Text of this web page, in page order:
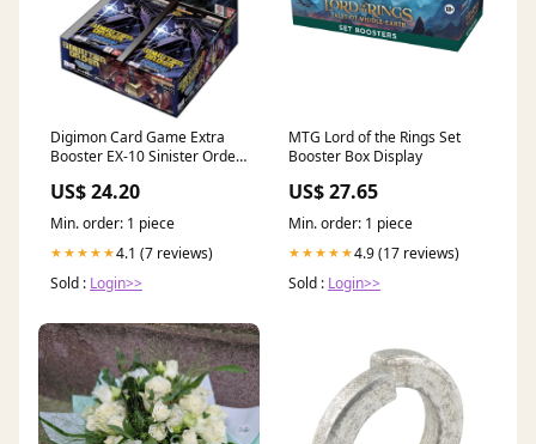
Digimon Card Game Extra
Booster EX-10 Sinister Order
US$ 24.20
Min. order: 1 piece
★★★★★4.1 (7 reviews)
Sold : Login>>
MTG Lord of the Rings Set
Booster Box Display
US$ 27.65
Min. order: 1 piece
★★★★★4.9 (17 reviews)
Sold : Login>>